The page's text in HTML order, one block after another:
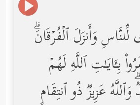
وَأَنزَلَ ٱلۡفُرۡقَانَۗ
بِـَٔایَـٰتِ ٱللَّهِ لَهُمۡ
عَزِیزࣱ ذُو ٱنتِقَامٍ